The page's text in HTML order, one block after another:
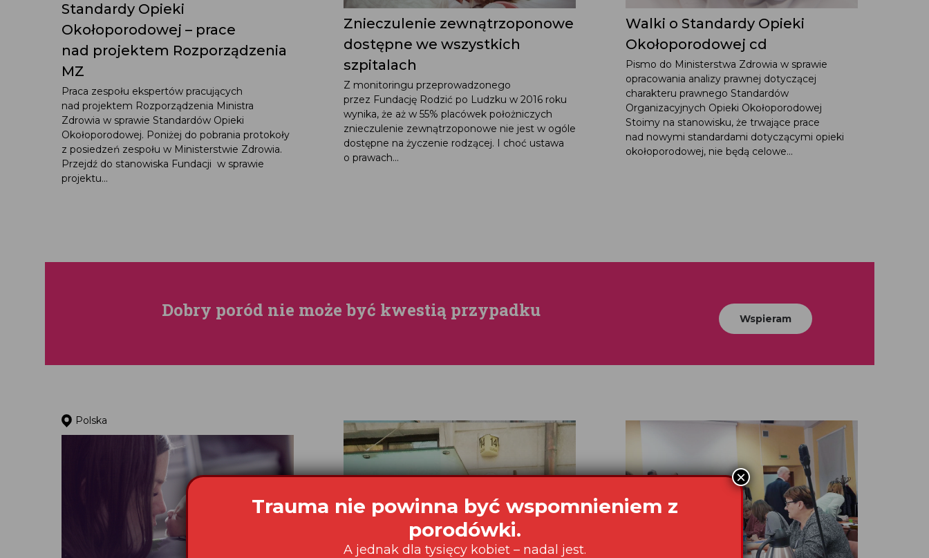
Standardy Opieki
Okołoporodowej – prace
nad projektem Rozporządzenia
MZ
Praca zespołu ekspertów pracujących
nad projektem Rozporządzenia Ministra
Zdrowia w sprawie Standardów Opieki
Okołoporodowej. Poniżej do pobrania protokoły
z posiedzeń zespołu w Ministerstwie Zdrowia.
Przejdź do stanowiska Fundacji w sprawie
projektu...
Znieczulenie zewnątrzoponowe
dostępne we wszystkich
szpitalach
Z monitoringu przeprowadzonego
przez Fundację Rodzić po Ludzku w 2016 roku
wynika, że aż w 55% placówek położniczych
znieczulenie zewnątrzoponowe nie jest w ogóle
dostępne na życzenie rodzącej. I choć ustawa
o prawach...
Walki o Standardy Opieki
Okołoporodowej cd
Pismo do Ministerstwa Zdrowia w sprawie
opracowania analizy prawnej dotyczącej
charakteru prawnego Standardów
Organizacyjnych Opieki Okołoporodowej
Stoimy na stanowisku, że trwające prace
nad nowymi standardami dotyczącymi opieki
okołoporodowej, nie będą celowe...
Dobry poród nie może być kwestią przypadku Wspieram
Polska
Trauma nie powinna być wspomnieniem z
porodówki.
A jednak dla tysięcy kobiet – nadal jest.
×